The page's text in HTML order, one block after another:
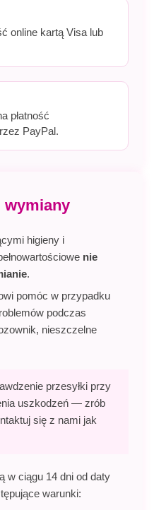
online kartą Visa lub
płatność
PayPal.
wymiany
higieny i
nie
.
pomóc w przypadku
podczas
nieszczelne
przesyłki przy
uszkodzeń — zrób
się z nami jak
w ciągu 14 dni od daty
warunki: